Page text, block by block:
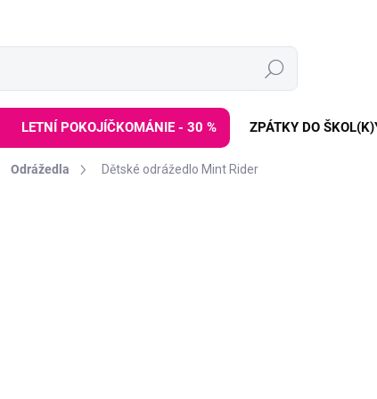
Hledat
LETNÍ POKOJÍČKOMÁNIE - 30 % ZPÁTKY DO
Odrážedla Dětské odrážedlo Mint Rider